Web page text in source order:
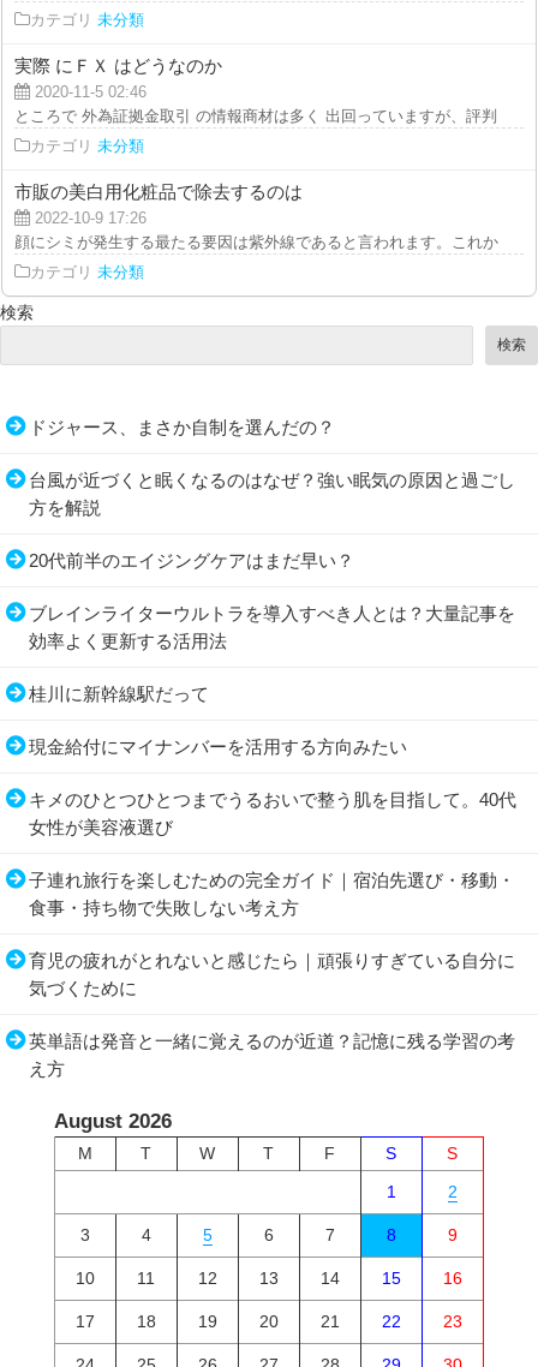
カテゴリ 未分類
実際 にＦＸ はどうなのか
2020-11-5 02:46
ところで 外為証拠金取引 の情報商材は多く 出回っていますが、評判 で
カテゴリ 未分類
市販の美白用化粧品で除去するのは
2022-10-9 17:26
顔にシミが発生する最たる要因は紫外線であると言われます。これから先
カテゴリ 未分類
検索
検索
ドジャース、まさか自制を選んだの？
台風が近づくと眠くなるのはなぜ？強い眠気の原因と過ごし
方を解説
20代前半のエイジングケアはまだ早い？
ブレインライターウルトラを導入すべき人とは？大量記事を
効率よく更新する活用法
桂川に新幹線駅だって
現金給付にマイナンバーを活用する方向みたい
キメのひとつひとつまでうるおいで整う肌を目指して。40代
女性が美容液選び
子連れ旅行を楽しむための完全ガイド｜宿泊先選び・移動・
食事・持ち物で失敗しない考え方
育児の疲れがとれないと感じたら｜頑張りすぎている自分に
気づくために
英単語は発音と一緒に覚えるのが近道？記憶に残る学習の考
え方
August 2026
M T W T F S
S
1
2
3 4 5 6 7 8 9
10 11 12 13 14 15 16
17 18 19 20 21 22 23